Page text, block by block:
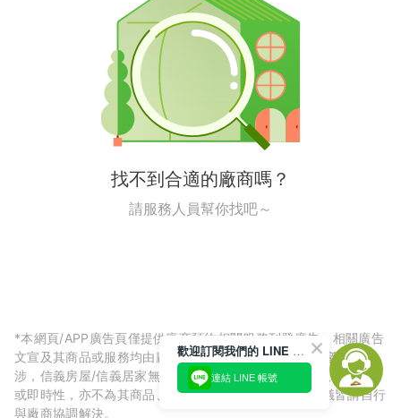
找不到合適的廠商嗎？
請服務人員幫你找吧～
*本網頁/APP廣告頁僅提供廠商預約相關服務刊登廣告，相關廣告
文宣及其商品或服務均由廠商自行提供，與信義房屋/信義居家無
涉，信義房屋/信義居家無法擔保廠商廣告內容的正確性、可信度
或即時性，亦不為其商品、服務品質負責，所生任何爭議皆請自行
與廠商協調解決。
歡迎訂閱我們的 LINE 官方帳號
連結 LINE 帳號